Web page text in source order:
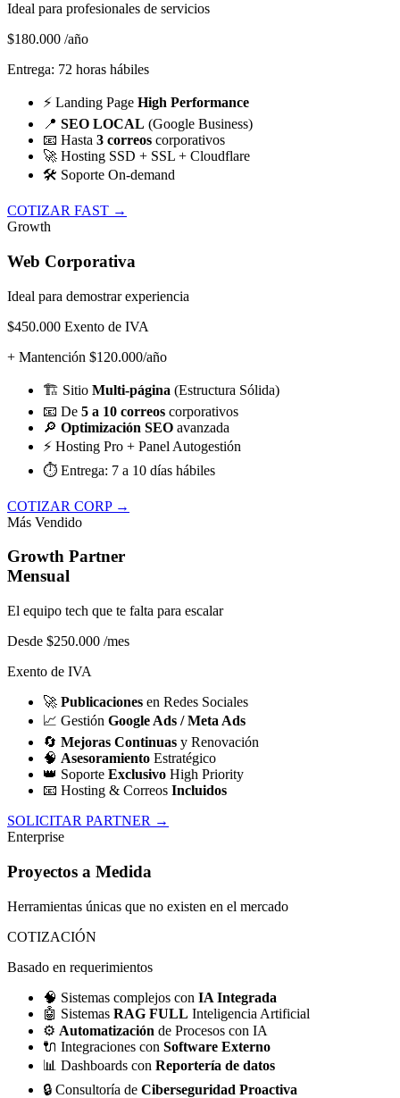
Ideal para profesionales de servicios
$180.000 /año
Entrega: 72 horas hábiles
⚡ Landing Page High Performance
📍 SEO LOCAL (Google Business)
📧 Hasta 3 correos corporativos
🚀 Hosting SSD + SSL + Cloudflare
🛠️ Soporte On-demand
COTIZAR FAST →
Growth
Web Corporativa
Ideal para demostrar experiencia
$450.000 Exento de IVA
+ Mantención $120.000/año
🏗️ Sitio Multi-página (Estructura Sólida)
📧 De 5 a 10 correos corporativos
🔎 Optimización SEO avanzada
⚡ Hosting Pro + Panel Autogestión
⏱️ Entrega: 7 a 10 días hábiles
COTIZAR CORP →
Más Vendido
Growth Partner
Mensual
El equipo tech que te falta para escalar
Desde $250.000 /mes
Exento de IVA
🚀 Publicaciones en Redes Sociales
📈 Gestión Google Ads / Meta Ads
🔄 Mejoras Continuas y Renovación
🧠 Asesoramiento Estratégico
👑 Soporte Exclusivo High Priority
📧 Hosting & Correos Incluidos
SOLICITAR PARTNER →
Enterprise
Proyectos a Medida
Herramientas únicas que no existen en el mercado
COTIZACIÓN
Basado en requerimientos
🧠 Sistemas complejos con IA Integrada
🤖 Sistemas RAG FULL Inteligencia Artificial
⚙️ Automatización de Procesos con IA
🔌 Integraciones con Software Externo
📊 Dashboards con Reportería de datos
🔒 Consultoría de Ciberseguridad Proactiva